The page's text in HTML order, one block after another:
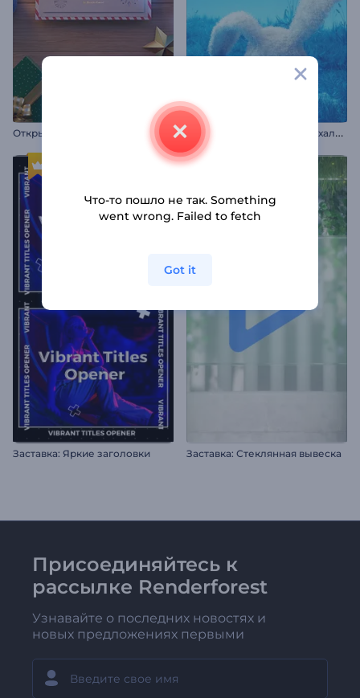
И
нтро Реалистичный Пасхальный Кролик
Заставка: Яркие заголовки Заставка: Стеклянная вывеска
Присоединяйтесь к
рассылке Renderforest
Узнавайте о последних новостях и
новых предложениях первыми
Что-то пошло не так. Something
went wrong. Failed to fetch
Got it